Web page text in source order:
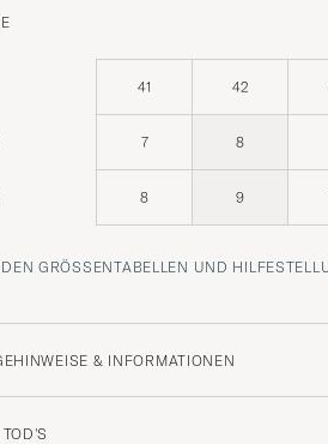
41 42
7 8
8 9
GRÖSSENTABELLEN UND
& INFORMATIONEN